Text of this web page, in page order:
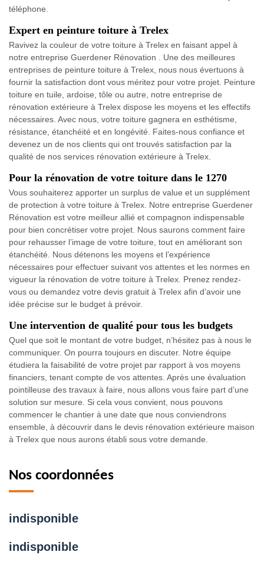
téléphone.
Expert en peinture toiture à Trelex
Ravivez la couleur de votre toiture à Trelex en faisant appel à
notre entreprise Guerdener Rénovation . Une des meilleures
entreprises de peinture toiture à Trelex, nous nous évertuons à
fournir la satisfaction dont vous méritez pour votre projet. Peinture
toiture en tuile, ardoise, tôle ou autre, notre entreprise de
rénovation extérieure à Trelex dispose les moyens et les effectifs
nécessaires. Avec nous, votre toiture gagnera en esthétisme,
résistance, étanchéité et en longévité. Faites-nous confiance et
devenez un de nos clients qui ont trouvés satisfaction par la
qualité de nos services rénovation extérieure à Trelex.
Pour la rénovation de votre toiture dans le 1270
Vous souhaiterez apporter un surplus de value et un supplément
de protection à votre toiture à Trelex. Notre entreprise Guerdener
Rénovation est votre meilleur allié et compagnon indispensable
pour bien concrétiser votre projet. Nous saurons comment faire
pour rehausser l’image de votre toiture, tout en améliorant son
étanchéité. Nous détenons les moyens et l’expérience
nécessaires pour effectuer suivant vos attentes et les normes en
vigueur la rénovation de votre toiture à Trelex. Prenez rendez-
vous ou demandez votre devis gratuit à Trelex afin d’avoir une
idée précise sur le budget à prévoir.
Une intervention de qualité pour tous les budgets
Quel que soit le montant de votre budget, n’hésitez pas à nous le
communiquer. On pourra toujours en discuter. Notre équipe
étudiera la faisabilité de votre projet par rapport à vos moyens
financiers, tenant compte de vos attentes. Après une évaluation
pointilleuse des travaux à faire, nous allons vous faire part d’une
solution sur mesure. Si cela vous convient, nous pouvons
commencer le chantier à une date que nous conviendrons
ensemble, à découvrir dans le devis rénovation extérieure maison
à Trelex que nous aurons établi sous votre demande.
Nos coordonnées
indisponible
indisponible